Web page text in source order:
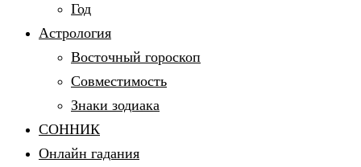
Год
Астрология
Восточный гороскоп
Совместимость
Знаки зодиака
СОННИК
Онлайн гадания